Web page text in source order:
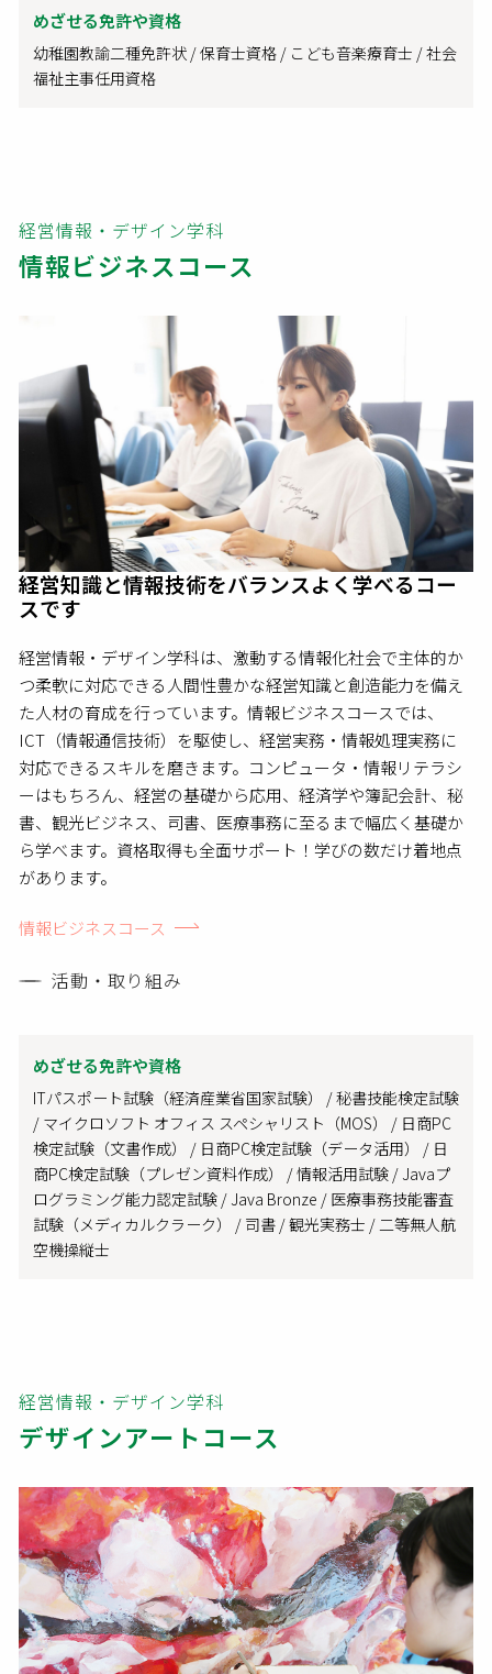
めざせる免許や資格
幼稚園教諭二種免許状 / 保育士資格 / こども音楽療育士 / 社会
福祉主事任用資格
経営情報・デザイン学科
情報ビジネスコース
経営知識と情報技術をバランスよく学べるコー
スです
経営情報・デザイン学科は、激動する情報化社会で主体的か
つ柔軟に対応できる人間性豊かな経営知識と創造能力を備え
た人材の育成を行っています。情報ビジネスコースでは、
ICT（情報通信技術）を駆使し、経営実務・情報処理実務に
対応できるスキルを磨きます。コンピュータ・情報リテラシ
ーはもちろん、経営の基礎から応用、経済学や簿記会計、秘
書、観光ビジネス、司書、医療事務に至るまで幅広く基礎か
ら学べます。資格取得も全面サポート！学びの数だけ着地点
があります。
情報ビジネスコース
活動・取り組み
めざせる免許や資格
ITパスポート試験（経済産業省国家試験） / 秘書技能検定試験
/ マイクロソフト オフィス スペシャリスト（MOS） / 日商PC
検定試験（文書作成） / 日商PC検定試験（データ活用） / 日
商PC検定試験（プレゼン資料作成） / 情報活用試験 / Javaプ
ログラミング能力認定試験 / Java Bronze / 医療事務技能審査
試験（メディカルクラーク） / 司書 / 観光実務士 / 二等無人航
空機操縦士
経営情報・デザイン学科
デザインアートコース